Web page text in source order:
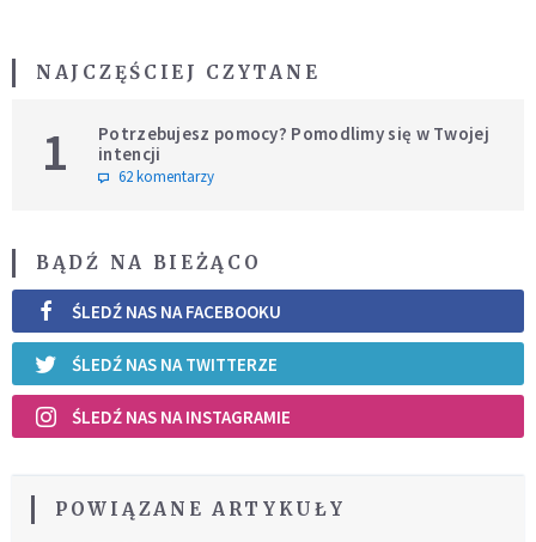
NAJCZĘŚCIEJ CZYTANE
1
Potrzebujesz pomocy? Pomodlimy się w Twojej
intencji
62 komentarzy
BĄDŹ NA BIEŻĄCO
ŚLEDŹ NAS NA FACEBOOKU
ŚLEDŹ NAS NA TWITTERZE
ŚLEDŹ NAS NA INSTAGRAMIE
POWIĄZANE ARTYKUŁY